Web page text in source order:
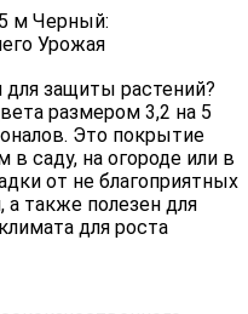
м Черный:
Урожая
для защиты растений?
размером 3,2 на 5
Это покрытие
саду, на огороде или в
от не благоприятных
а также полезен для
для роста